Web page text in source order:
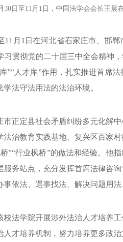
30日至11月1日，中国法学会会长王晨
11月1日在河北省石家庄市、邯
习贯彻党的二十届三中全会精神
”“人才库”作用，扎实推进首席
法守法用法的法治环境。
市正定县社会矛盾纠纷多元化解
治教育实践基地、复兴区百家
”“行业枫桥”的做法和经验。他
务站点，充分发挥首席法律咨
依法、遇事找法、解决问题用法
校法学院开展涉外法治人才培养
才培养机制，努力培养更多政